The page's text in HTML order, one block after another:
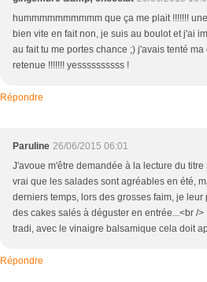
hummmmmmmmmm que ça me plait !!!!!!!
bien vite en fait non, je suis au boulot et j'ai
au fait tu me portes chance ;) j'avais tenté
retenue !!!!!!! yessssssssss !
Répondre
Paruline 26/06/2015 06:01
J'avoue m'être demandée à la lecture du
vrai que les salades sont agréables en été,
derniers temps, lors des grosses faim, je
des cakes salés à déguster en entrée...<br /
tradi, avec le vinaigre balsamique cela doit
Répondre